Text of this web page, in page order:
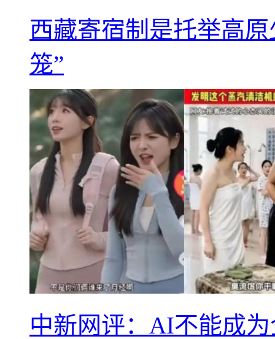
西藏寄宿制是托举高
笼”
中新网评：AI不能成